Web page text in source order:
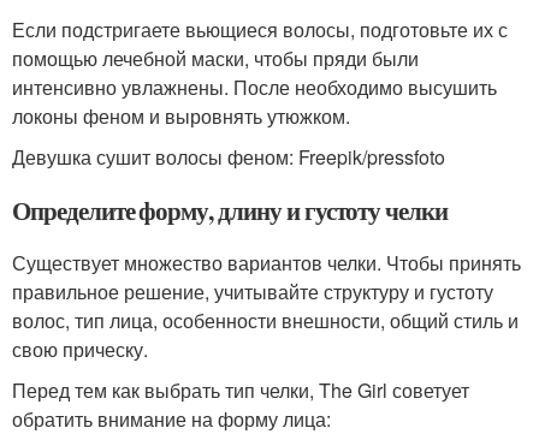
Если подстригаете вьющиеся волосы, подготовьте их с
помощью лечебной маски, чтобы пряди были
интенсивно увлажнены. После необходимо высушить
локоны феном и выровнять утюжком.
Девушка сушит волосы феном: Freepik/pressfoto
Определите форму, длину и густоту челки
Существует множество вариантов челки. Чтобы принять
правильное решение, учитывайте структуру и густоту
волос, тип лица, особенности внешности, общий стиль и
свою прическу.
Перед тем как выбрать тип челки, The Girl советует
обратить внимание на форму лица: